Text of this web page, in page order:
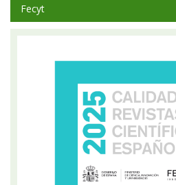
Fecyt